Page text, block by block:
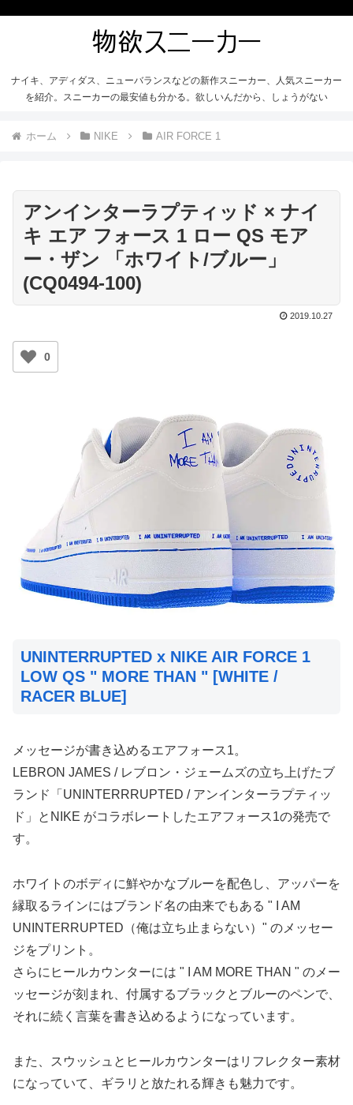
ナイキ、アディダス、ニューバランスなどの新作スニーカー、人気スニーカー
を紹介。スニーカーの最安値も分かる。欲しいんだから、しょうがない
ホーム NIKE AIR FORCE 1
アンインターラプティッド × ナイ
キ エア フォース 1 ロー QS モア
ー・ザン 「ホワイト/ブルー」
(CQ0494-100)
2019.10.27
0
UNINTERRUPTED x NIKE AIR FORCE 1
LOW QS " MORE THAN " [WHITE /
RACER BLUE]
メッセージが書き込めるエアフォース1。
LEBRON JAMES / レブロン・ジェームズの立ち上げたブ
ランド「UNINTERRRUPTED / アンインターラプティッ
ド」とNIKE がコラボレートしたエアフォース1の発売で
す。
ホワイトのボディに鮮やかなブルーを配色し、アッパーを
縁取るラインにはブランド名の由来でもある " I AM
UNINTERRUPTED（俺は立ち止まらない）" のメッセー
ジをプリント。
さらにヒールカウンターには " I AM MORE THAN " のメー
ッセージが刻まれ、付属するブラックとブルーのペンで、
それに続く言葉を書き込めるようになっています。
また、スウッシュとヒールカウンターはリフレクター素材
になっていて、ギラリと放たれる輝きも魅力です。